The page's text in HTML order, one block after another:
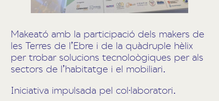
Makeató amb la participació dels makers de
les Terres de l’Ebre i de la quàdruple hèlix
per trobar solucions tecnoloògiques per als
sectors de l’habitatge i el mobiliari.
Iniciativa impulsada pel col·laboratori.